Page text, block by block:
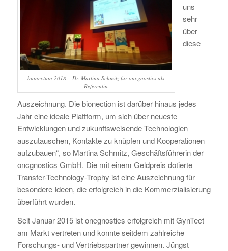
bionection 2018 – Dr. Martina Schmitz für oncgnostics als
Referentin
uns
sehr
über
diese
Auszeichnung. Die bionection ist darüber hinaus jedes
Jahr eine ideale Plattform, um sich über neueste
Entwicklungen und zukunftsweisende Technologien
auszutauschen, Kontakte zu knüpfen und Kooperationen
aufzubauen“, so Martina Schmitz, Geschäftsführerin der
oncgnostics GmbH. Die mit einem Geldpreis dotierte
Transfer-Technology-Trophy ist eine Auszeichnung für
besondere Ideen, die erfolgreich in die Kommerzialisierung
überführt wurden.
Seit Januar 2015 ist oncgnostics erfolgreich mit GynTect
am Markt vertreten und konnte seitdem zahlreiche
Forschungs- und Vertriebspartner gewinnen. Jüngst